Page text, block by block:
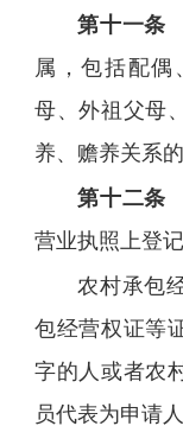
第十一条
属，包括配偶
母、外祖父母
养、赡养关系的
第十二条
营业执照上登
农村承包
包经营权证等
字的人或者农
员代表为申请人